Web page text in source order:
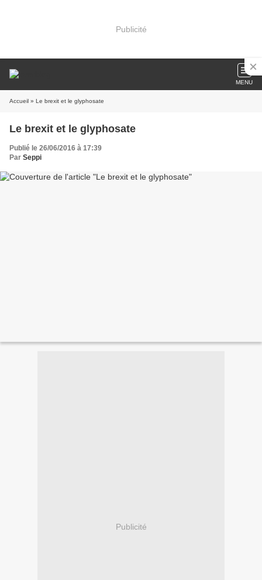
Publicité
MENU
Accueil » Le brexit et le glyphosate
Le brexit et le glyphosate
Publié le 26/06/2016 à 17:39
Par Seppi
Publicité